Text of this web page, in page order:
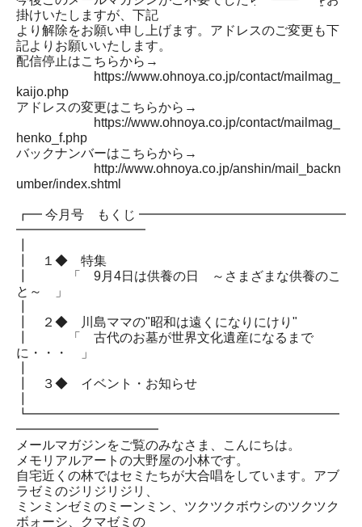
掛けいたしますが、下記
より解除をお願い申し上げます。アドレスのご変更も下
記よりお願いいたします。
配信停止はこちらから→
https://www.ohnoya.co.jp/contact/mailmag_
kaijo.php
アドレスの変更はこちらから→
https://www.ohnoya.co.jp/contact/mailmag_
henko_f.php
バックナンバーはこちらから→
http://www.ohnoya.co.jp/anshin/mail_backn
umber/index.shtml
┏━ 今月号 もくじ ━━━━━━━━━━━━━━━━
━━━━━━━━━━
┃ １◆ 特集
┃ 「 9月4日は供養の日 ～さまざまな供養のこ
と～ 」
┃ ２◆ 川島ママの"昭和は遠くになりにけり"
┃ 「 古代のお墓が世界文化遺産になるまで
に・・・ 」
┃ ３◆ イベント・お知らせ
┗━━━━━━━━━━━━━━━━━━━━━━━━
━━━━━━━━━━━
メールマガジンをご覧のみなさま、こんにちは。
メモリアルアートの大野屋の小林です。
自宅近くの林ではセミたちが大合唱をしています。アブ
ラゼミのジリジリジリ、
ミンミンゼミのミーンミン、ツクツクボウシのツクツク
ボォーシ、クマゼミの